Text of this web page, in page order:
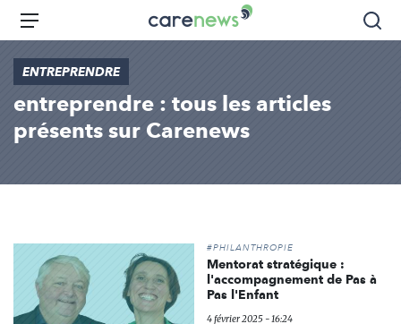
Aller
principal
Carenews,
Le
acteurs
de
l'engagement
Menu
ENTREPRENDRE
entreprendre : tous les articles
présents sur Carenews
#PHILANTHROPIE
Mentorat stratégique :
l'accompagnement de Pas à
Pas l'Enfant
4 février 2025 - 16:24